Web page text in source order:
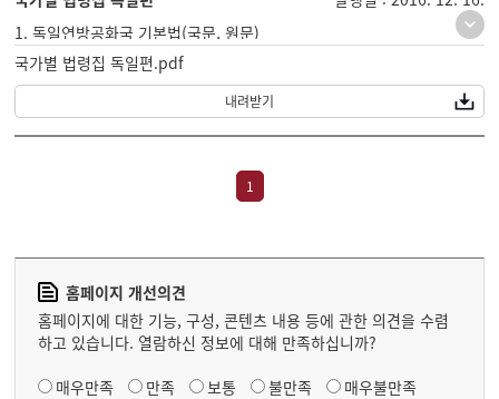
1. 독일연방공화국 기본법(국문, 원문)
2. 독일연방헌법재판소법(국문, 원문)
3. 독일연방헌법재판소 사무규칙(국문, 원문)
국가별 법령집 독일편.pdf
내려받기
1
홈페이지 개선의견
홈페이지에 대한 기능, 구성, 콘텐츠 내용 등에 관한 의견을 수렴
하고 있습니다. 열람하신 정보에 대해 만족하십니까?
매우만족
만족 보통 불만족 매우불만족